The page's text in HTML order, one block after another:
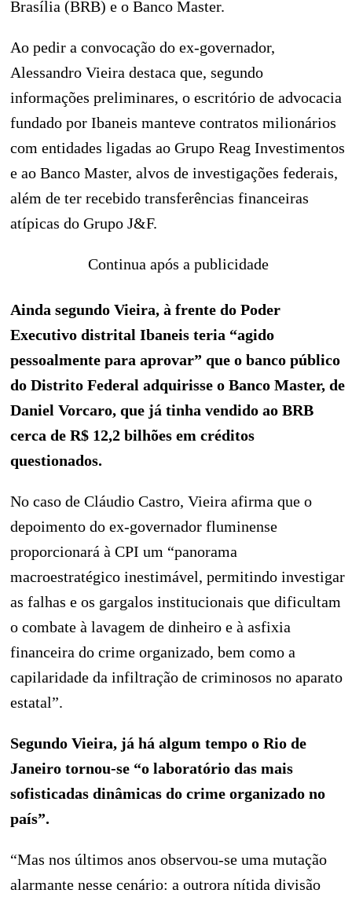
Brasília (BRB) e o Banco Master.
Ao pedir a convocação do ex-governador,
Alessandro Vieira destaca que, segundo
informações preliminares, o escritório de advocacia
fundado por Ibaneis manteve contratos milionários
com entidades ligadas ao Grupo Reag Investimentos
e ao Banco Master, alvos de investigações federais,
além de ter recebido transferências financeiras
atípicas do Grupo J&F.
Continua após a publicidade
Ainda segundo Vieira, à frente do Poder
Executivo distrital Ibaneis teria “agido
pessoalmente para aprovar” que o banco público
do Distrito Federal adquirisse o Banco Master, de
Daniel Vorcaro, que já tinha vendido ao BRB
cerca de R$ 12,2 bilhões em créditos
questionados.
No caso de Cláudio Castro, Vieira afirma que o
depoimento do ex-governador fluminense
proporcionará à CPI um “panorama
macroestratégico inestimável, permitindo investigar
as falhas e os gargalos institucionais que dificultam
o combate à lavagem de dinheiro e à asfixia
financeira do crime organizado, bem como a
capilaridade da infiltração de criminosos no aparato
estatal”.
Segundo Vieira, já há algum tempo o Rio de
Janeiro tornou-se “o laboratório das mais
sofisticadas dinâmicas do crime organizado no
país”.
“Mas nos últimos anos observou-se uma mutação
alarmante nesse cenário: a outrora nítida divisão